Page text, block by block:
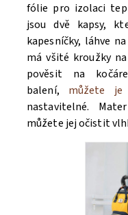
fólie pro izolaci
jsou dvě kapsy,
kapesníčky, láhve
má všité kroužky
pověsit na
balení, můžete je
nastavitelné.
můžete jej očistit